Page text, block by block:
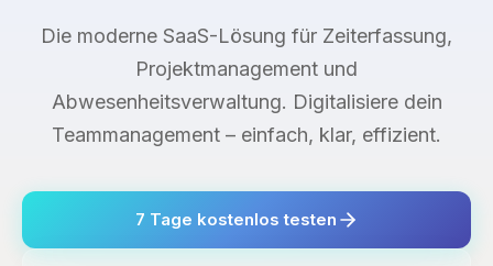
Die moderne SaaS-Lösung für Zeiterfassung,
Projektmanagement und
Abwesenheitsverwaltung. Digitalisiere dein
Teammanagement – einfach, klar, effizient.
7 Tage kostenlos testen